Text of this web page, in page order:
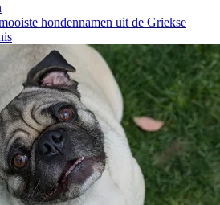
hondennamen uit de Griekse